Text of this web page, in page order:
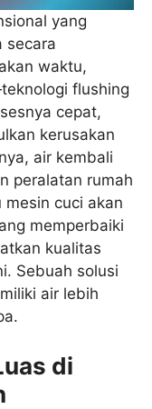
yang
secara
waktu,
flushing
cepat,
kerusakan
air kembali
peralatan rumah
cuci akan
memperbaiki
kualitas
Sebuah solusi
air lebih
di